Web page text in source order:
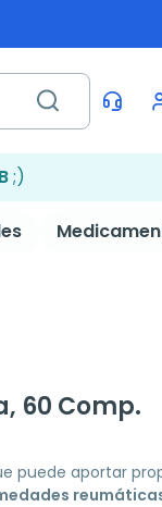
;)
60 Comp.
puede aportar